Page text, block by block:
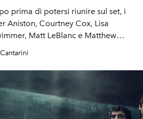
prima di potersi riunire sul set, i
Aniston, Courtney Cox, Lisa
Matt LeBlanc e Matthew
la quarantena